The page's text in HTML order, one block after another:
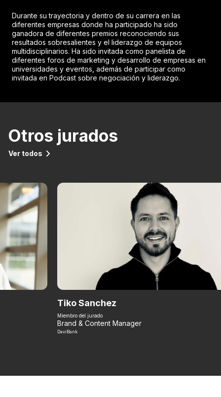
Durante su trayectoria y dentro de su carrera en las
diferentes empresas donde ha participado ha sido
ganadora de diferentes premios reconociendo sus
resultados sobresalientes y el liderazgo de equipos
multidisciplinarios. Ha sido invitada como panelista de
diferentes foros de marketing y desarrollo de empresas en
universidades y eventos, además de participar como
invitada en Podcast sobre negociación y liderazgo.
Otros jurados
Ver todos
Tiko Sanchez
Miembro del jurado
Brand & Content Manager
DaviBank